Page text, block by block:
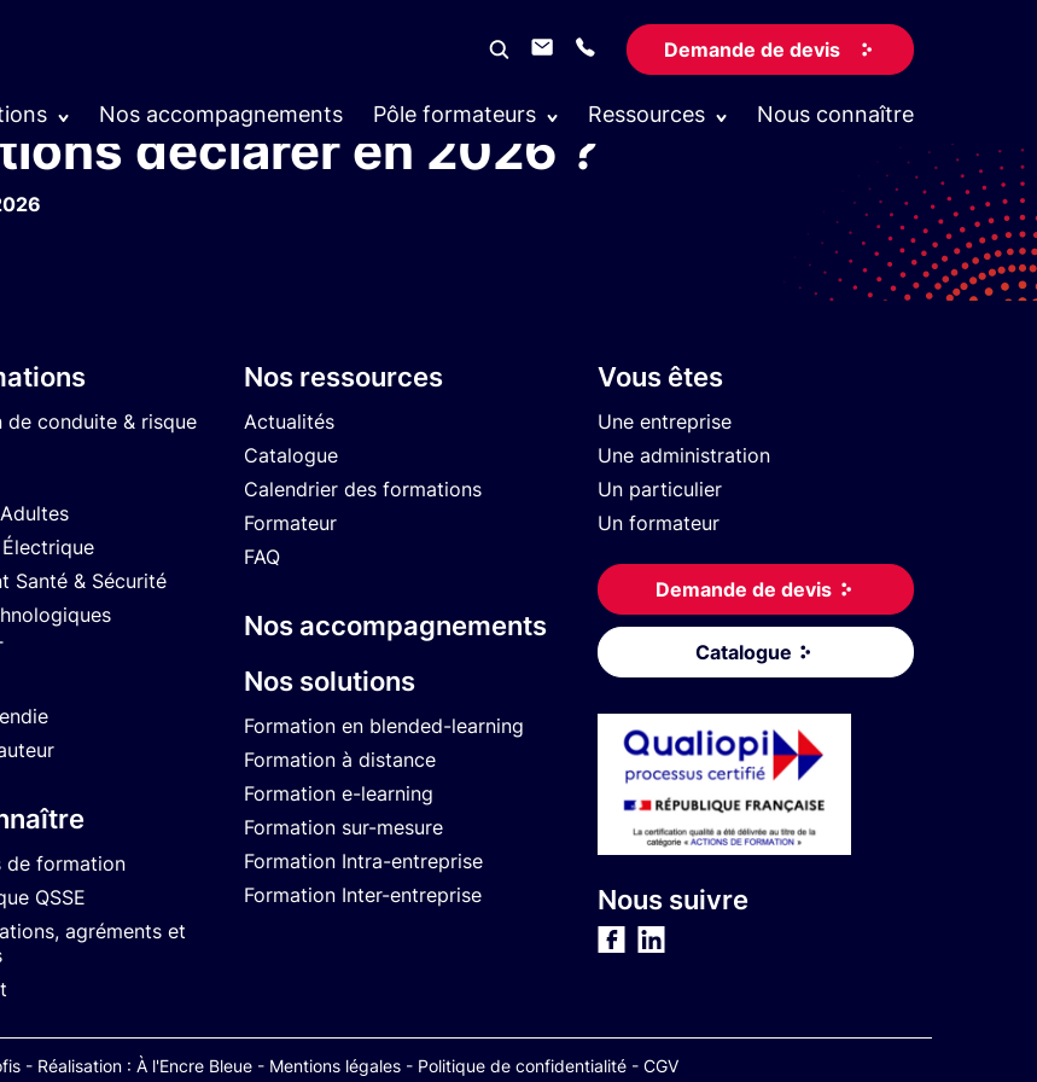
Demande de devis
Nos accompagnements Pôle formateurs Nous connaître
Ressources
employeur : quelles
déclarer en 2026 ?
de conduite & risque
Santé & Sécurité
de formation
QSSE
agréments et
Nos ressources
Actualités
Catalogue
Calendrier des formations
Formateur
FAQ
Nos accompagnements
Nos solutions
Formation en blended-learning
Formation à distance
Formation e-learning
Formation sur-mesure
Formation Intra-entreprise
Formation Inter-entreprise
Vous êtes
Une entreprise
Une administration
Un particulier
Un formateur
Demande de devis
Catalogue
Nous suivre
- Réalisation : À l'Encre Bleue- Mentions légales- Politique de confidentialité- CGV